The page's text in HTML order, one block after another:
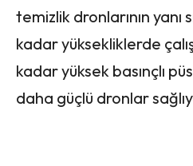
temizlik dronlarının yanı
kadar yüksekliklerde
kadar yüksek basınçlı
daha güçlü dronlar